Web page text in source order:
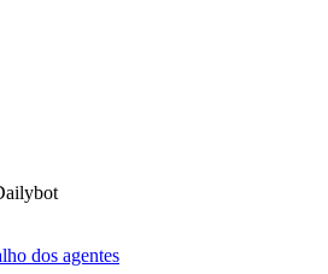
dos agentes